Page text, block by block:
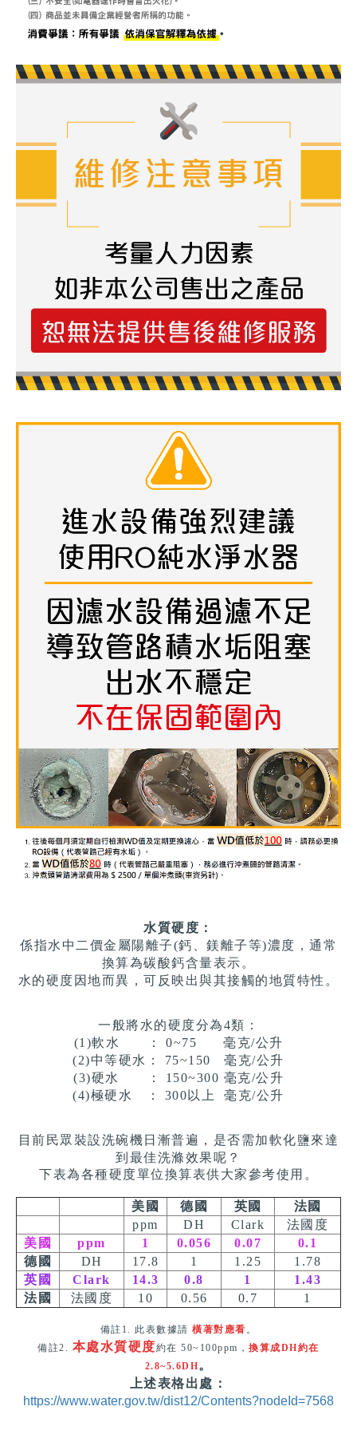
水質硬度：
係指水中二價金屬陽離子(鈣、鎂離子等)濃度，通常
換算為碳酸鈣含量表示。
水的硬度因地而異，可反映出與其接觸的地質特性。
一般將水的硬度分為4類：
(1)軟水 ：
0~75 毫克/公升
(2)中等硬水：
75~150 毫克/公升
(3)硬水 ：
150~300 毫克/公升
(4)極硬水 ：
300以上 毫克/公升
目前民眾裝設洗碗機日漸普遍， 是否需加軟化鹽來達
到最佳洗滌效果呢？
下表為各種硬度單位換算表供大家參考使用。
美國 德國 英國
法國
ppm
DH Clark
法國度
美國
ppm 1 0.056 0.07
0.1
德國
DH 17.8 1 1.25
1.78
英國
Clark 14.3 0.8 1
1.43
法國
法國度 10 0.56 0.7 1
備註1. 此表數據請橫著對應看 。
備註2. 本處水質硬度約在 50~100ppm，換算成DH約在
2.8~5.6DH。
上述表格出處：
https://www.water.gov.tw/dist12/Contents?nodeId=7568